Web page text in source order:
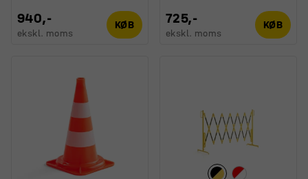
940,-
ekskl. moms
KØB 725,-
ekskl. moms
KØB